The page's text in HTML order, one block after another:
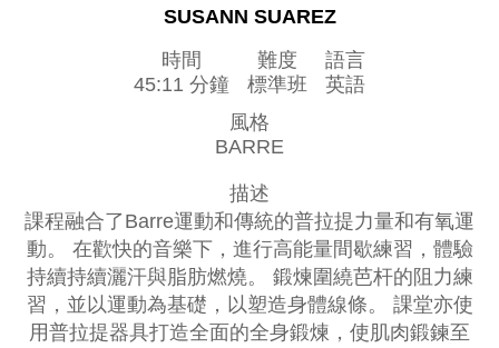
SUSANN SUAREZ
時間
45:11 分鐘
難度
標準班
語言
英語
風格
BARRE
描述
課程融合了Barre運動和傳統的普拉提力量和有氧運
動。 在歡快的音樂下，進行高能量間歇練習，體驗
持續持續灑汗與脂肪燃燒。 鍛煉圍繞芭杆的阻力練
習，並以運動為基礎，以塑造身體線條。 課堂亦使
用普拉提器具打造全面的全身鍛煉，使肌肉鍛鍊至